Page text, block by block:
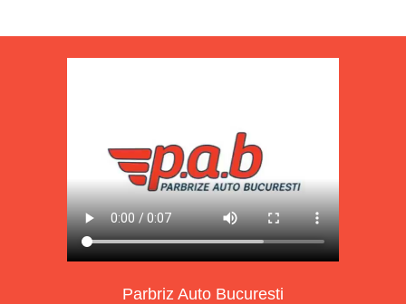
Parbriz Auto Bucuresti